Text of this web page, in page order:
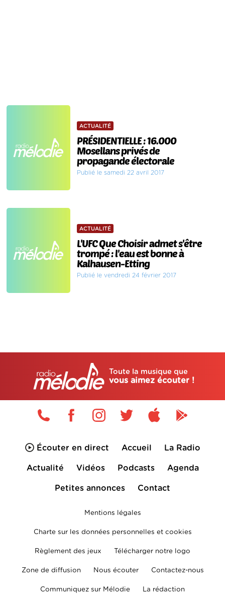
ACTUALITÉ
PRÉSIDENTIELLE : 16.000
Mosellans privés de
propagande électorale
Publié le samedi 22 avril 2017
ACTUALITÉ
L'UFC Que Choisir admet s'être
trompé : l'eau est bonne à
Kalhausen-Etting
Publié le vendredi 24 février 2017
Toute la musique que
vous aimez écouter !
Écouter en direct Accueil La Radio
Actualité Vidéos Podcasts Agenda
Petites annonces Contact
Mentions légales
Charte sur les données personnelles et cookies
Règlement des jeux Télécharger notre logo
Zone de diffusion Nous écouter Contactez-nous
Communiquez sur Mélodie La rédaction